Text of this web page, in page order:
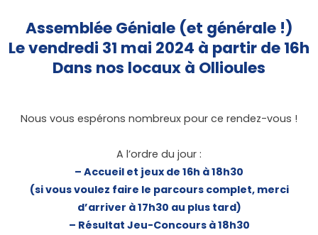
Assemblée Géniale (et générale !)
Le vendredi 31 mai 2024 à partir de 16h
Dans nos locaux à Ollioules
Nous vous espérons nombreux pour ce rendez-vous !
A l’ordre du jour :
– Accueil et jeux de 16h à 18h30
(si vous voulez faire le parcours complet, merci
d’arriver à 17h30 au plus tard)
– Résultat Jeu-Concours à 18h30